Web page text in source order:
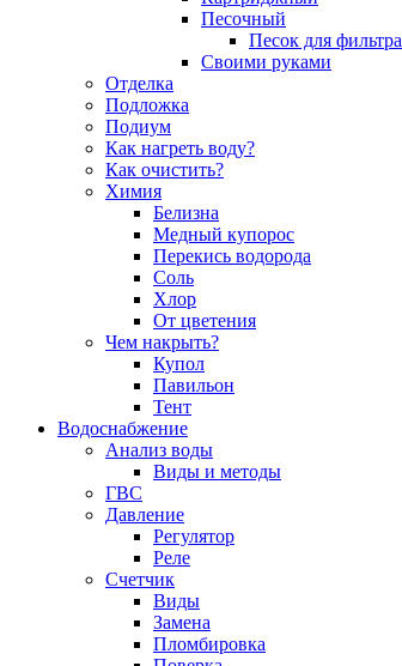
Песочный
Песок для фильтра
Своими руками
Отделка
Подложка
Подиум
Как нагреть воду?
Как очистить?
Химия
Белизна
Медный купорос
Перекись водорода
Соль
Хлор
От цветения
Чем накрыть?
Купол
Павильон
Тент
Водоснабжение
Анализ воды
Виды и методы
ГВС
Давление
Регулятор
Реле
Счетчик
Виды
Замена
Пломбировка